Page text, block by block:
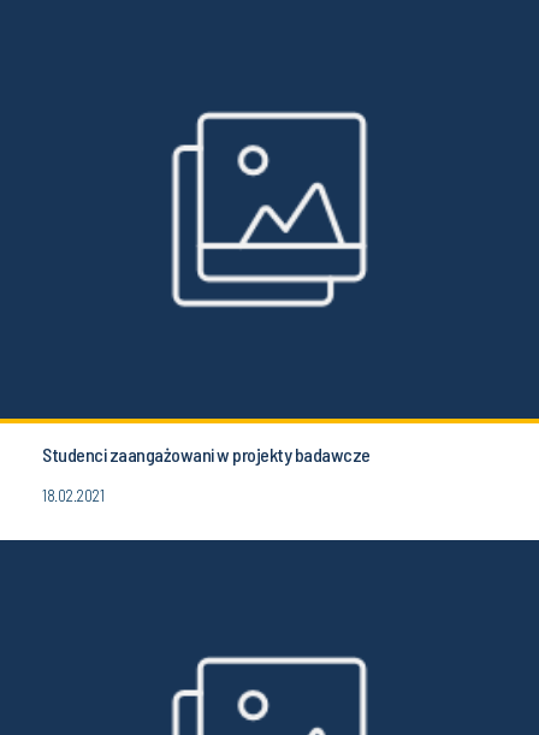
Studenci zaangażowani w projekty badawcze
18.02.2021